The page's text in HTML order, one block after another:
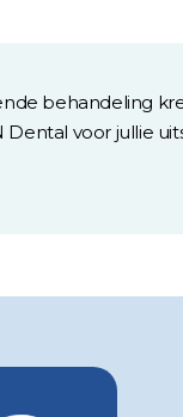
behandeling
Dental voor jullie